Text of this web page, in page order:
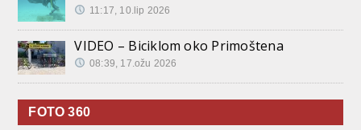
11:17, 10.lip 2026
VIDEO – Biciklom oko Primoštena
08:39, 17.ožu 2026
FOTO 360